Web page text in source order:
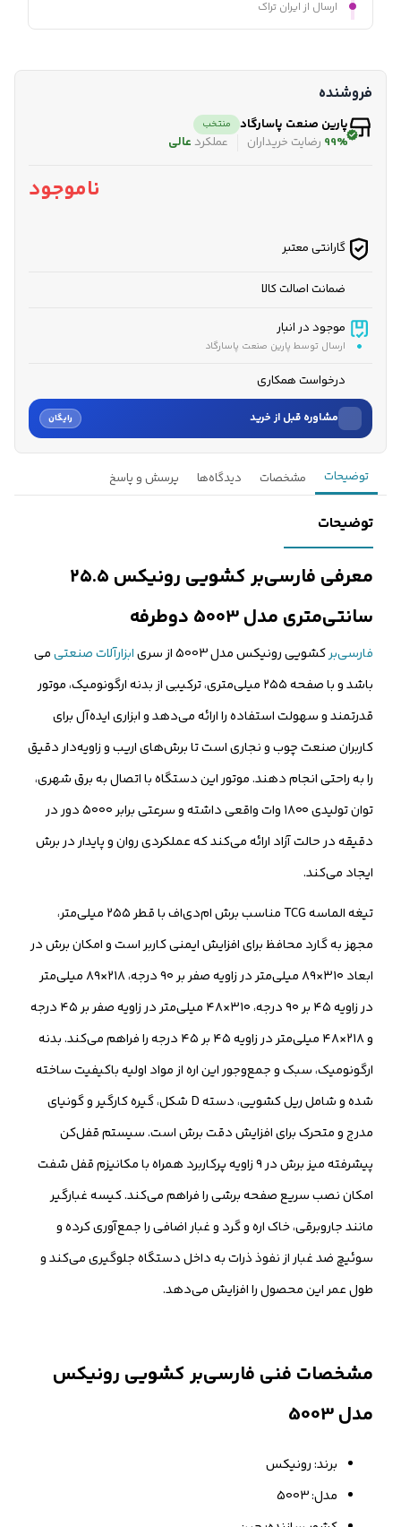
ارسال از ایران تراک
فروشنده
پارین صنعت پاسارگاد منتخب
99% رضایت خریداران عملکرد عالی
ناموجود
گارانتی معتبر
ضمانت اصالت کالا
موجود در انبار
ارسال توسط پارین صنعت پاسارگاد
درخواست همکاری
مشاوره قبل از خرید رایگان
نام
شما تماس می‌گیرند.
ثبت درخواست مشاوره رایگان
توضیحات مشخصات دیدگاه‌ها پرسش و پاسخ
توضیحات
معرفی فارسی‌بر کشویی رونیکس ۲۵.۵
سانتی‌متری مدل 5003 دوطرفه
فارسی‌برکشویی رونیکس مدل 5003 از سری ابزارآلات صنعتیمی
باشد و با صفحه ۲۵۵ میلی‌متری، ترکیبی از بدنه ارگونومیک، موتور
قدرتمند و سهولت استفاده را ارائه می‌دهد و ابزاری ایده‌آل برای
کاربران صنعت چوب و نجاری است تا برش‌های اریب و زاویه‌دار دقیق
را به راحتی انجام دهند. موتور این دستگاه با اتصال به برق شهری،
توان تولیدی ۱۸۰۰ وات واقعی داشته و سرعتی برابر ۵۰۰۰ دور در
دقیقه در حالت آزاد ارائه می‌کند که عملکردی روان و پایدار در برش
ایجاد می‌کند.
تیغه الماسه TCG مناسب برش ام‌دی‌اف با قطر ۲۵۵ میلی‌متر،
مجهز به گارد محافظ برای افزایش ایمنی کاربر است و امکان برش در
ابعاد ۳۱۰×۸۹ میلی‌متر در زاویه صفر بر ۹۰ درجه، ۲۱۸×۸۹ میلی‌متر
در زاویه ۴۵ بر ۹۰ درجه، ۳۱۰×۴۸ میلی‌متر در زاویه صفر بر ۴۵ درجه
و ۲۱۸×۴۸ میلی‌متر در زاویه ۴۵ بر ۴۵ درجه را فراهم می‌کند. بدنه
ارگونومیک، سبک و جمع‌وجور این اره از مواد اولیه باکیفیت ساخته
شده و شامل ریل کشویی، دسته D شکل، گیره کارگیر و گونیای
مدرج و متحرک برای افزایش دقت برش است. سیستم قفل‌کن
پیشرفته میز برش در ۹ زاویه پرکاربرد همراه با مکانیزم قفل شفت
امکان نصب سریع صفحه برشی را فراهم می‌کند. کیسه غبارگیر
مانند جاروبرقی، خاک اره و گرد و غبار اضافی را جمع‌آوری کرده و
سوئیچ ضد غبار از نفوذ ذرات به داخل دستگاه جلوگیری می‌کند و
طول عمر این محصول را افزایش می‌دهد.
مشخصات فنی فارسی‌بر کشویی رونیکس
مدل 5003
برند: رونیکس
مدل: 5003